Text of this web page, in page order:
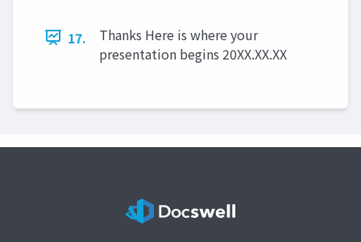
17.
Thanks Here is where your
presentation begins 20XX.XX.XX